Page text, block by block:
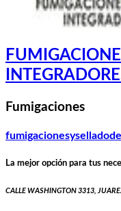
Fumigaciones
La mejor opción para tus
CALLE WASHINGTON 3313,